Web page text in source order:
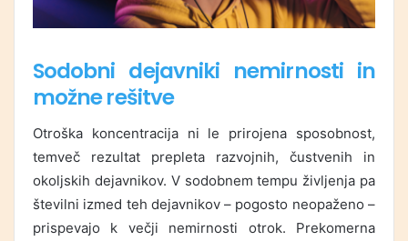
Sodobni dejavniki nemirnosti in
možne rešitve
Otroška koncentracija ni le prirojena sposobnost,
temveč rezultat prepleta razvojnih, čustvenih in
okoljskih dejavnikov. V sodobnem tempu življenja pa
številni izmed teh dejavnikov – pogosto neopaženo –
prispevajo k večji nemirnosti otrok. Prekomerna